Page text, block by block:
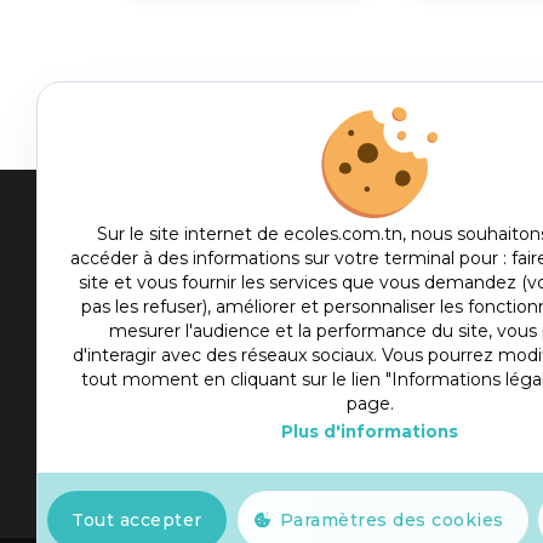
Sur le site internet de ecoles.com.tn, nous
accéder à des informations sur votre terminal pour :
site et vous fournir les services que vous demandez
pas les refuser), améliorer et personnaliser les
mesurer l'audience et la performance du site,
d'interagir avec des réseaux sociaux. Vous pourrez
tout moment en cliquant sur le lien "Informations
page.
Plus d'informations
Paramètres des cookies
Tout accepter
Culture
Sport
Slot777